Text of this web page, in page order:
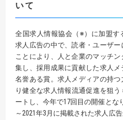
いて
全国求人情報協会（※）に加盟す
求人広告の中で、読者・ユーザ
ことにより、人と企業のマッチ
集し、採用成果に貢献した求人
名誉ある賞。求人メディアの持
り健全な求人情報流通促進を狙
ートし、今年で17回目の開催とな
～2021年3月に掲載された求人広